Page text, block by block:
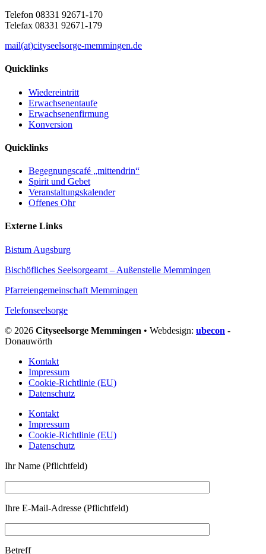
Telefon 08331 92671-170
Telefax 08331 92671-179
mail(at)cityseelsorge-memmingen.de
Quicklinks
Wiedereintritt
Erwachsenentaufe
Erwachsenenfirmung
Konversion
Quicklinks
Begegnungscafé „mittendrin“
Spirit und Gebet
Veranstaltungskalender
Offenes Ohr
Externe Links
Bistum Augsburg
Bischöfliches Seelsorgeamt – Außenstelle Memmingen
Pfarreiengemeinschaft Memmingen
Telefonseelsorge
© 2026 Cityseelsorge Memmingen • Webdesign: ubecon -
Donauwörth
Kontakt
Impressum
Cookie-Richtlinie (EU)
Datenschutz
Kontakt
Impressum
Cookie-Richtlinie (EU)
Datenschutz
Ihr Name (Pflichtfeld)
Ihre E-Mail-Adresse (Pflichtfeld)
Betreff